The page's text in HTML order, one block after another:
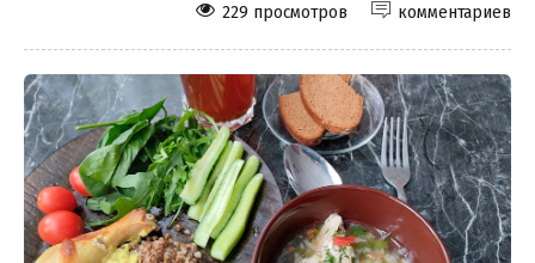
комментариев
229 просмотров